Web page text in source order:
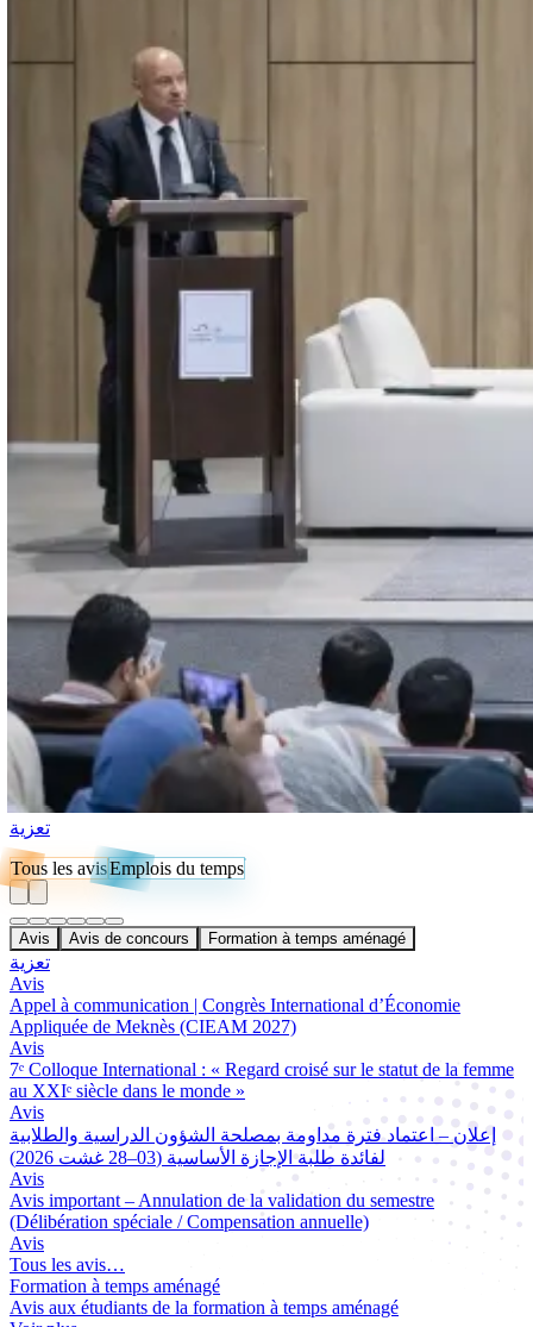
تعزية
Tous les avisEmplois du temps
Avis Avis de concours Formation à temps aménagé
تعزية
Avis
Appel à communication | Congrès International d’Économie
Appliquée de Meknès (CIEAM 2027)
Avis
7ᵉ Colloque International : « Regard croisé sur le statut de la femme
au XXIᵉ siècle dans le monde »
Avis
إعلان – اعتماد فترة مداومة بمصلحة الشؤون الدراسية والطلابية
لفائدة طلبة الإجازة الأساسية (03–28 غشت 2026)
Avis
Avis important – Annulation de la validation du semestre
(Délibération spéciale / Compensation annuelle)
Avis
Tous les avis…
Formation à temps aménagé
Avis aux étudiants de la formation à temps aménagé